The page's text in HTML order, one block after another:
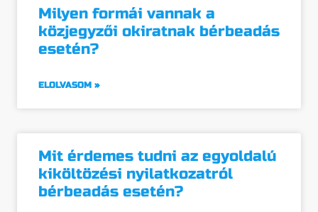
Milyen formái vannak a
közjegyzői okiratnak bérbeadás
esetén?
ELOLVASOM »
Mit érdemes tudni az egyoldalú
kiköltözési nyilatkozatról
bérbeadás esetén?